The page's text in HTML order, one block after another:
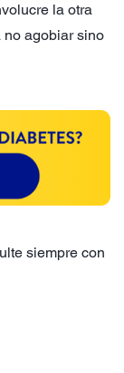
la otra
no agobiar sino
siempre con